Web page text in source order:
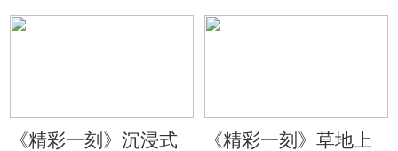
儿
《精彩一刻》沉浸式
《精彩一刻》草地上